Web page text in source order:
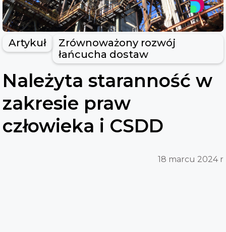
Artykuł
Zrównoważony rozwój
łańcucha dostaw
Należyta staranność w
zakresie praw
człowieka i CSDD
18 marcu 2024 r